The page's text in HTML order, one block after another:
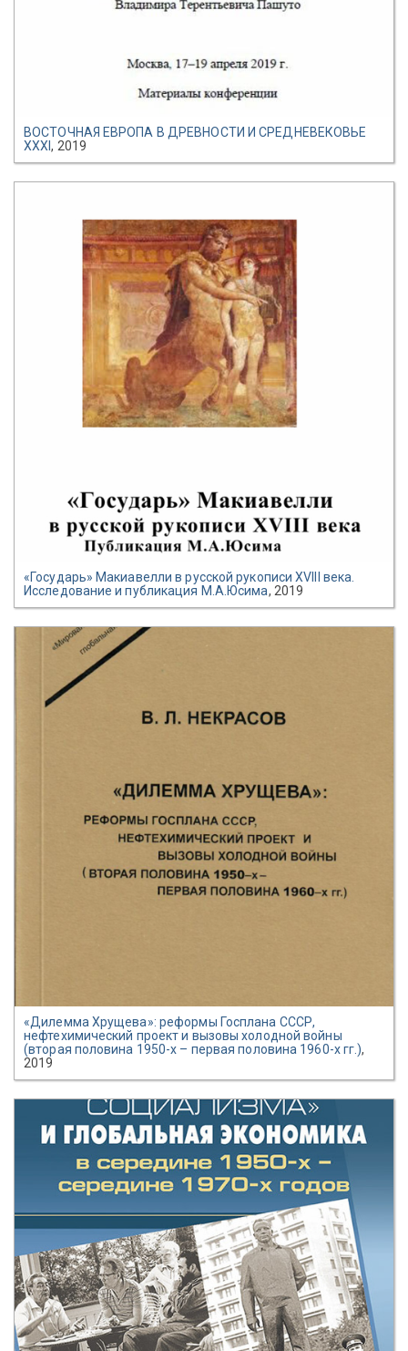
ВОСТОЧНАЯ ЕВРОПА В ДРЕВНОСТИ И СРЕДНЕВЕКОВЬЕ
XXXI, 2019
«Государь» Макиавелли в русской рукописи XVIII века.
Исследование и публикация М.А.Юсима, 2019
«Дилемма Хрущева»: реформы Госплана СССР,
нефтехимический проект и вызовы холодной войны
(вторая половина 1950-х – первая половина 1960-х гг.),
2019